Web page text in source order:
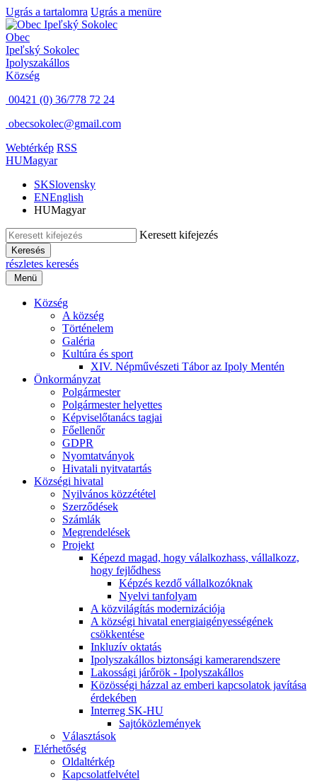
Ugrás a tartalomra Ugrás a menüre
Obec
Ipeľský Sokolec
Ipolyszakállos
Község
00421 (0) 36/778 72 24
obecsokolec@gmail.com
Webtérkép RSS
HUMagyar
SKSlovensky
ENEnglish
HUMagyar
Keresett kifejezés
Keresés
részletes keresés
Menü
Község
A község
Történelem
Galéria
Kultúra és sport
XIV. Népművészeti Tábor az Ipoly Mentén
Önkormányzat
Polgármester
Polgármester helyettes
Képviselőtanács tagjai
Főellenőr
GDPR
Nyomtatványok
Hivatali nyitvatartás
Községi hivatal
Nyilvános közzététel
Szerződések
Számlák
Megrendelések
Projekt
Képezd magad, hogy válalkozhass, vállalkozz,
hogy fejlődhess
Képzés kezdő vállalkozóknak
Nyelvi tanfolyam
A közvilágítás modernizációja
A községi hivatal energiaigényességének
csökkentése
Inkluzív oktatás
Ipolyszakállos biztonsági kamerarendszere
Lakossági járőrök - Ipolyszakállos
Közösségi házzal az emberi kapcsolatok javítása
érdekében
Interreg SK-HU
Sajtóközlemények
Választások
Elérhetőség
Oldaltérkép
Kapcsolatfelvétel